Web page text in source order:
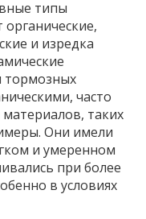
типы
и изредка
тормозных
часто
таких
Они имели
и умеренном
при более
в условиях